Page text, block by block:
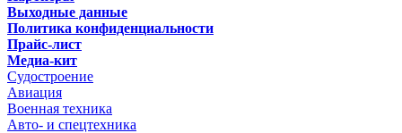
Выходные данные
Политика конфиденциальности
Прайс-лист
Медиа-кит
Судостроение
Авиация
Военная техника
Авто- и спецтехника